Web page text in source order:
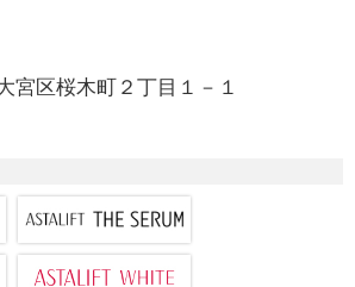
宮区桜木町２丁目１－１